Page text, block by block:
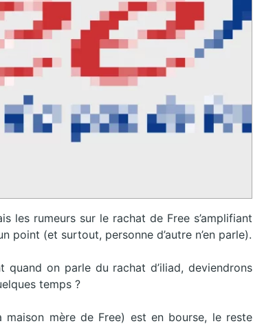
les rumeurs sur le rachat de Free s’amplifiant
(et surtout, personne d’autre n’en parle).
quand on parle du rachat d’iliad, deviendrons
temps ?
mère de Free) est en bourse, le reste